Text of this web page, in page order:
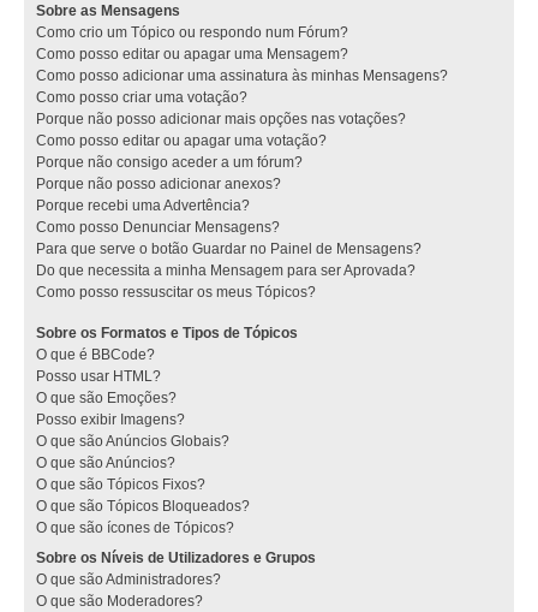
Sobre as Mensagens
Como crio um Tópico ou respondo num Fórum?
Como posso editar ou apagar uma Mensagem?
Como posso adicionar uma assinatura às minhas Mensagens?
Como posso criar uma votação?
Porque não posso adicionar mais opções nas votações?
Como posso editar ou apagar uma votação?
Porque não consigo aceder a um fórum?
Porque não posso adicionar anexos?
Porque recebi uma Advertência?
Como posso Denunciar Mensagens?
Para que serve o botão Guardar no Painel de Mensagens?
Do que necessita a minha Mensagem para ser Aprovada?
Como posso ressuscitar os meus Tópicos?
Sobre os Formatos e Tipos de Tópicos
O que é BBCode?
Posso usar HTML?
O que são Emoções?
Posso exibir Imagens?
O que são Anúncios Globais?
O que são Anúncios?
O que são Tópicos Fixos?
O que são Tópicos Bloqueados?
O que são ícones de Tópicos?
Sobre os Níveis de Utilizadores e Grupos
O que são Administradores?
O que são Moderadores?